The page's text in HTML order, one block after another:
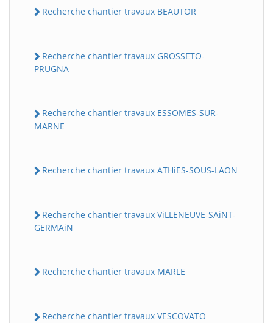
Recherche chantier travaux BEAUTOR
Recherche chantier travaux GROSSETO-
PRUGNA
Recherche chantier travaux ESSOMES-SUR-
MARNE
Recherche chantier travaux ATHiES-SOUS-LAON
Recherche chantier travaux ViLLENEUVE-SAiNT-
GERMAiN
Recherche chantier travaux MARLE
Recherche chantier travaux VESCOVATO